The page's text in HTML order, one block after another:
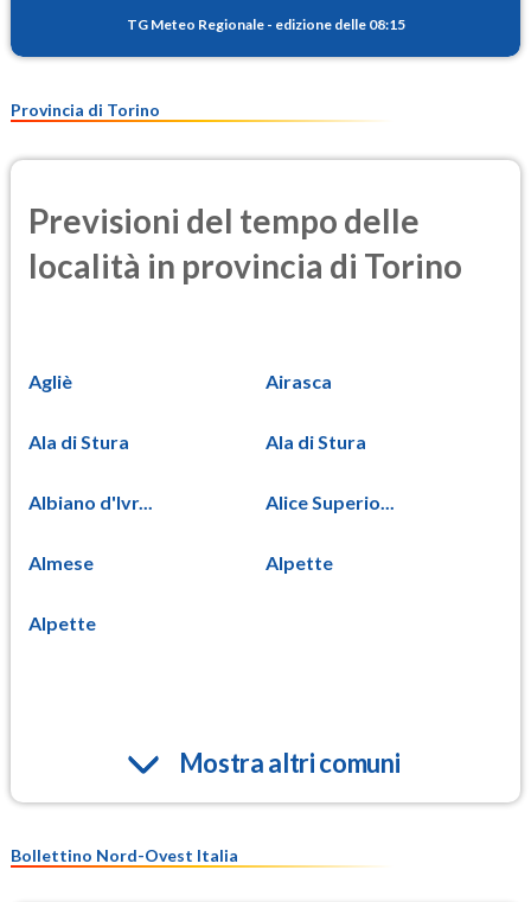
TG Meteo Regionale - edizione delle 08:15
Provincia di Torino
Previsioni del tempo delle
località in provincia di Torino
Agliè Airasca
Ala di Stura Ala di Stura
Albiano d'Ivr... Alice Superio...
Almese Alpette
Alpette
Mostra altri comuni
Bollettino Nord-Ovest Italia